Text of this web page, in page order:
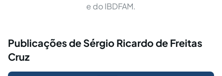
e do IBDFAM.
Publicações de Sérgio Ricardo de Freitas
Cruz